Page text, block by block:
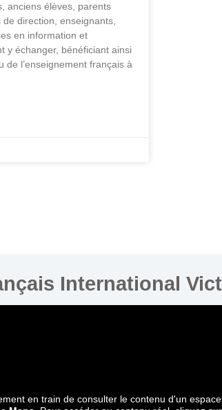
anciens élèves, parents
de direction, enseignants,
en information et
y échanger, bénéficiant ainsi
de l’enseignement français à
International
en train de consulter le contenu d'un espace